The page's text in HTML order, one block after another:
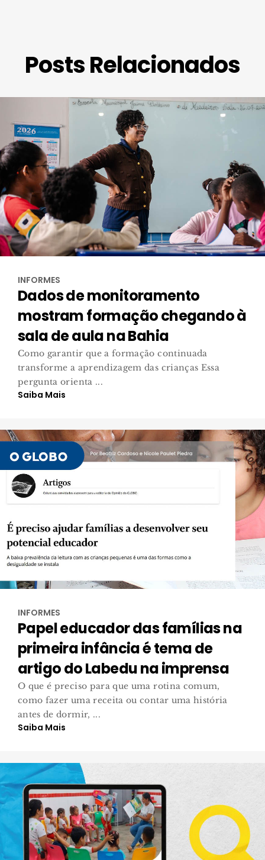
Posts Relacionados
INFORMES
Dados de monitoramento
mostram formação chegando à
sala de aula na Bahia
Como garantir que a formação continuada
transforme a aprendizagem das crianças Essa
pergunta orienta ...
Saiba Mais
INFORMES
Papel educador das famílias na
primeira infância é tema de
artigo do Labedu na imprensa
O que é preciso para que uma rotina comum,
como fazer uma receita ou contar uma história
antes de dormir, ...
Saiba Mais